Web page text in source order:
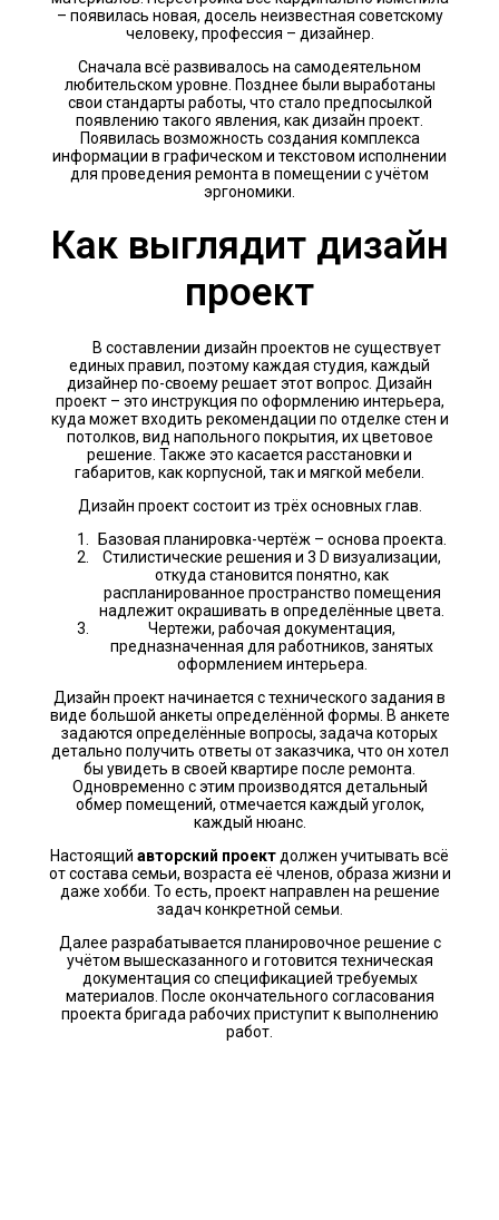
– появилась новая, досель неизвестная советскому
человеку, профессия – дизайнер.
Сначала всё развивалось на самодеятельном
любительском уровне. Позднее были выработаны
свои стандарты работы, что стало предпосылкой
появлению такого явления, как дизайн проект.
Появилась возможность создания комплекса
информации в графическом и текстовом исполнении
для проведения ремонта в помещении с учётом
эргономики.
Как выглядит дизайн
проект
В составлении дизайн проектов не существует
единых правил, поэтому каждая студия, каждый
дизайнер по-своему решает этот вопрос. Дизайн
проект – это инструкция по оформлению интерьера,
куда может входить рекомендации по отделке стен и
потолков, вид напольного покрытия, их цветовое
решение. Также это касается расстановки и
габаритов, как корпусной, так и мягкой мебели.
Дизайн проект состоит из трёх основных глав.
Базовая планировка-чертёж – основа проекта.
Стилистические решения и 3 D визуализации,
откуда становится понятно, как
распланированное пространство помещения
надлежит окрашивать в определённые цвета.
Чертежи, рабочая документация,
предназначенная для работников, занятых
оформлением интерьера.
Дизайн проект начинается с технического задания в
виде большой анкеты определённой формы. В анкете
задаются определённые вопросы, задача которых
детально получить ответы от заказчика, что он хотел
бы увидеть в своей квартире после ремонта.
Одновременно с этим производятся детальный
обмер помещений, отмечается каждый уголок,
каждый нюанс.
Настоящий авторский проект должен учитывать всё
от состава семьи, возраста её членов, образа жизни и
даже хобби. То есть, проект направлен на решение
задач конкретной семьи.
Далее разрабатывается планировочное решение с
учётом вышесказанного и готовится техническая
документация со спецификацией требуемых
материалов. После окончательного согласования
проекта бригада рабочих приступит к выполнению
работ.